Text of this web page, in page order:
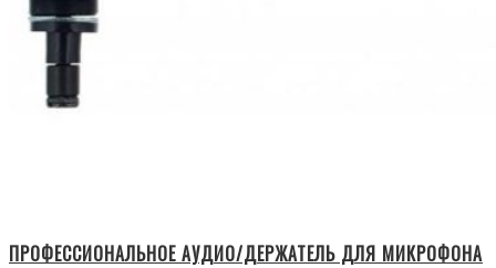
ПРОФЕССИОНАЛЬНОЕ АУДИО/ДЕРЖАТЕЛЬ ДЛЯ МИКРОФОНА